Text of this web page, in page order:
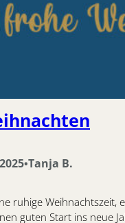
•Tanja B.
ruhige Weihnachtszeit,
guten Start ins neue